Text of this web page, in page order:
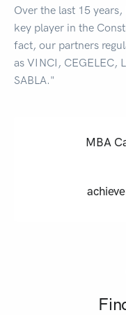
Over the last 15 years,
key player in the
fact, our partners
as VINCI, CEGELEC,
SABLA."
MBA